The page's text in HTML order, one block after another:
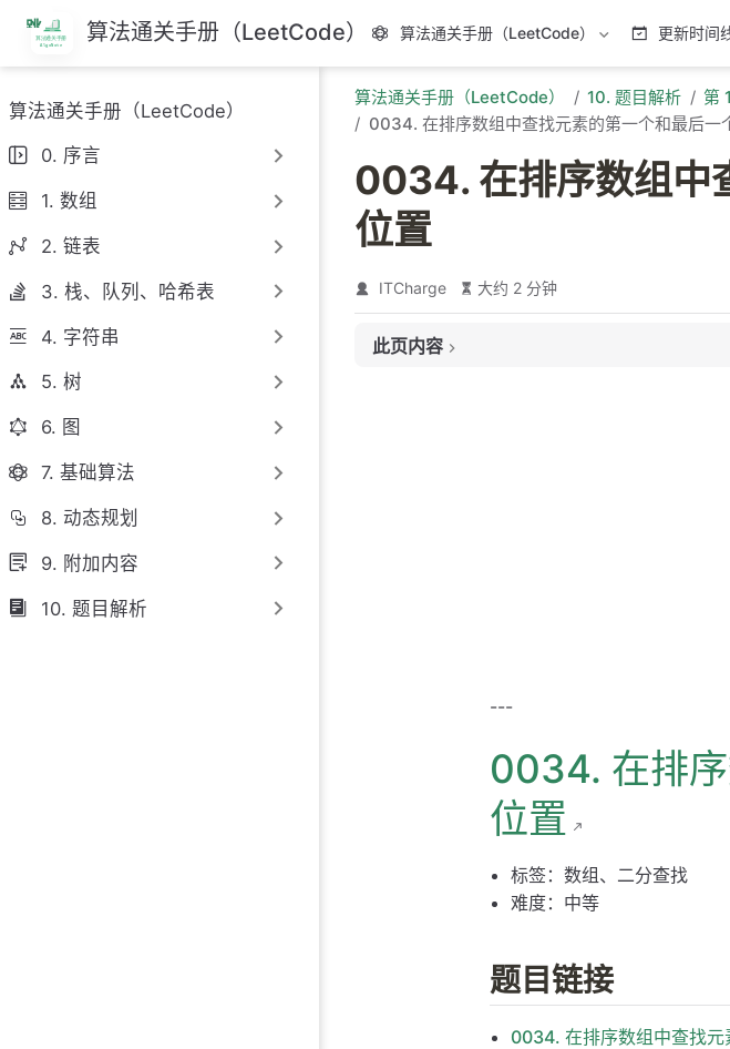
跳
至
主
要
內
容
算法通关手册（LeetCode） 算法通关手册（LeetCode） 更新时间
算法通关手册（LeetCode）
0. 序言
1. 数组
2. 链表
3. 栈、队列、哈希表
4. 字符串
5. 树
6. 图
7. 基础算法
8. 动态规划
9. 附加内容
10. 题目解析
算法通关手册（LeetCode） 10. 题目解析
第
0034. 在排序数组中查找元素的第一个和最后一
0034. 在排序数组中
位置
ITCharge 大约 2 分钟
此页内容
---
0034. 在排
位置
标签：数组、二分查找
难度：中等
题目链接
0034. 在排序数组中查找